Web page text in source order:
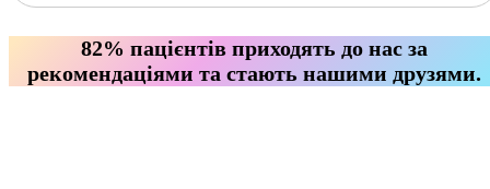
82% пацієнтів приходять до нас за
рекомендаціями та стають нашими друзями.